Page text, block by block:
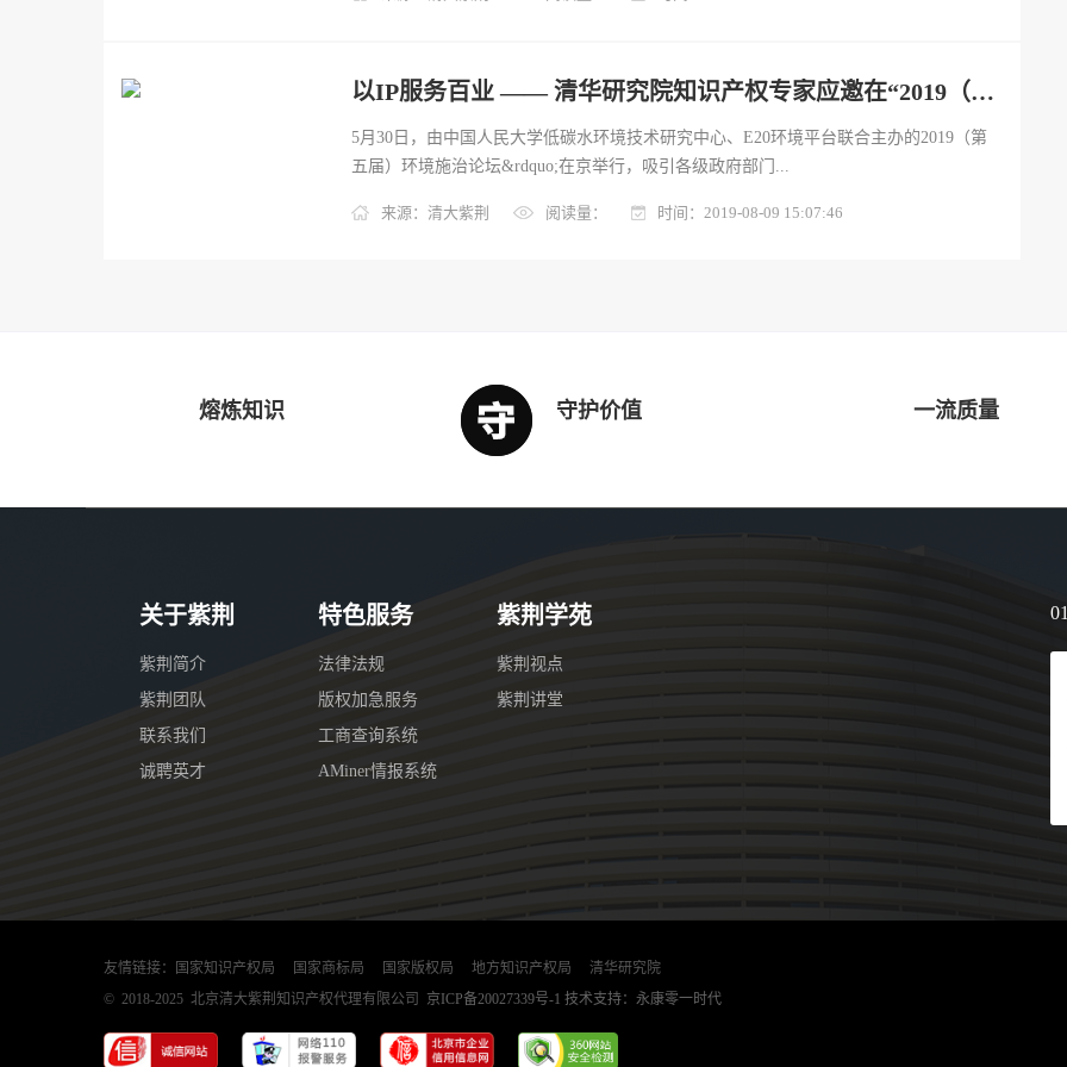
以IP服务百业 —— 清华研究院知识产权专家应邀在“2019（第五届）环境施治论坛”做主题分享
5月30日，由中国人民大学低碳水环境技术研究中心、E20环境平台联合主办的2019（第
五届）环境施治论坛&rdquo;在京举行，吸引各级政府部门...
来源：清大紫荆 阅读量： 时间：2019-08-09 15:07:46
熔炼知识 守护价值 一流质量
关于紫荆
紫荆简介
紫荆团队
联系我们
诚聘英才
特色服务
法律法规
版权加急服务
工商查询系统
AMiner情报系统
紫荆学苑
紫荆视点
紫荆讲堂
友情链接： 国家知识产权局 国家商标局 国家版权局 地方知识产权局
清华研究院
© 2018-2025 北京清大紫荆知识产权代理有限公司 京ICP备20027339号-1 技术支持：永康零一时代